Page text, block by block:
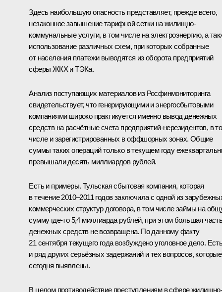
Здесь наибольшую опасность представляет, прежде всего,
незаконное завышение тарифной сетки на жилищно-
коммунальные услуги, в том числе на электроэнергию, а
использование различных схем, при которых собранные
от населения платежи выводятся из оборота предприятий
сферы ЖКХ и ТЭКа.
Анализ поступающих материалов из Росфинмониторинга
свидетельствует, что генерирующими и энергосбытовыми
компаниями широко практикуется именно вывод денежных
средств на расчётные счета предприятий-нерезидентов, в
числе и зарегистрированных в оффшорных зонах. Общие
суммы таких операций только в текущем году
превышали десять миллиардов рублей.
Есть и примеры. Тульская сбытовая компания, которая
в течение 2010–2011 годов заключила с одной из
коммерческих структур договора, в том числе займы на
сумму где‑то 5,4 миллиарда рублей, при этом большая
денежных средств не возвращена. По данному факту
21 сентября текущего года возбуждено уголовное дело.
и ряд других серьёзных задержаний и тех вопросов, которые
сегодня выявлены.
В целом противодействие преступлениям в сфере жилищно-